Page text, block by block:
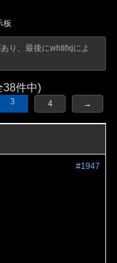
板
り、最後にwhtifxjによ
38件中)
3 4 →
#1947